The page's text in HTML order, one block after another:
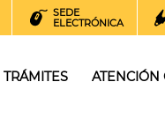
SEDE
ELECTRÓNICA
TRÁMITES